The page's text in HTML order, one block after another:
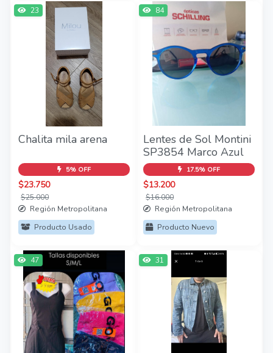
23
Chalita mila arena
5% OFF
$23.750
$25.000
Región Metropolitana
Producto Usado
84
Lentes de Sol Montini
SP3854 Marco Azul
17.5% OFF
$13.200
$16.000
Región Metropolitana
Producto Nuevo
47 31